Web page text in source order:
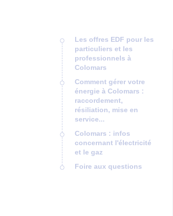
Les offres EDF pour les
particuliers et les
professionnels à
Colomars
Comment gérer votre
énergie à Colomars :
raccordement,
résiliation, mise en
service...
Colomars : infos
concernant l'électricité
et le gaz
Foire aux questions